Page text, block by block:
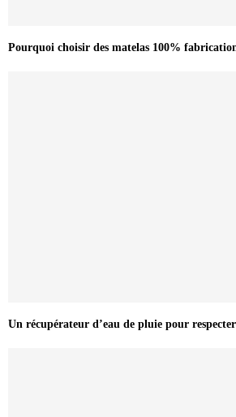
Pourquoi choisir des matelas 100%
Un récupérateur d’eau de pluie pour